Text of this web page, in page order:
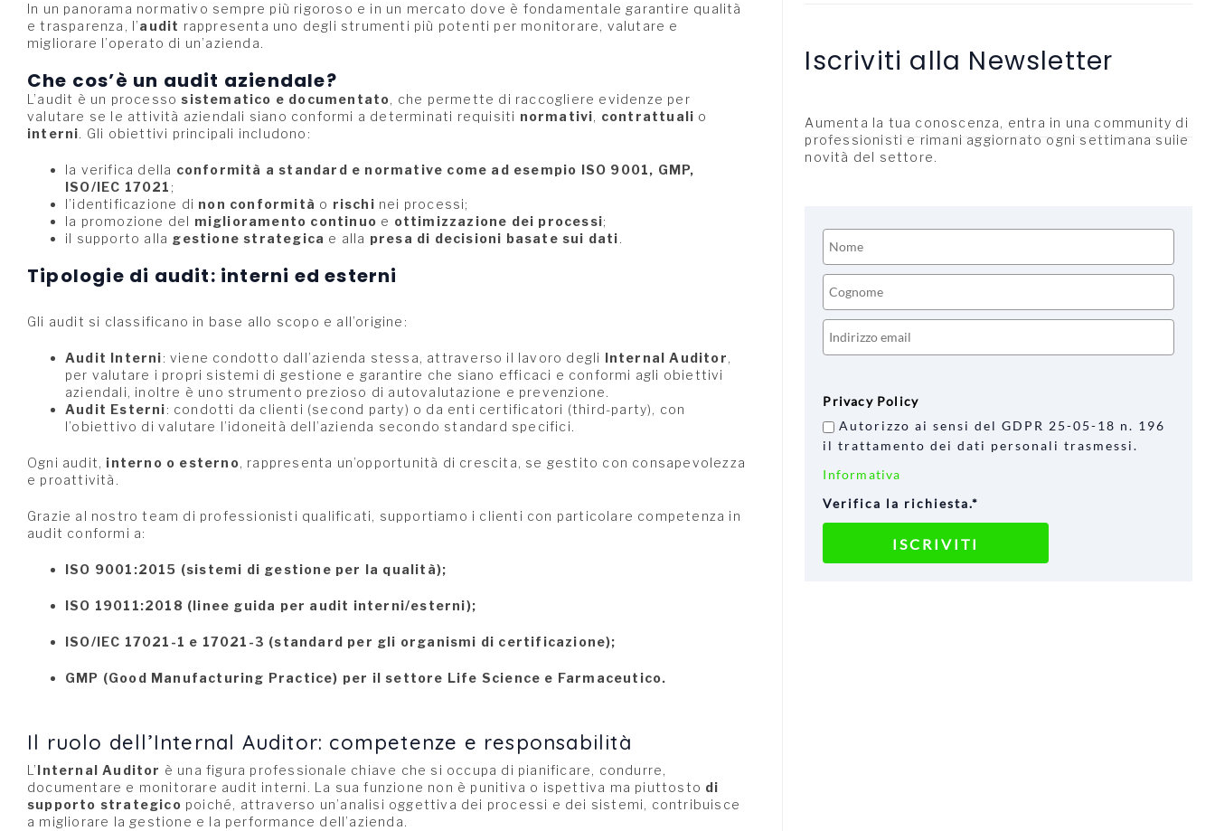
In un panorama normativo sempre più rigoroso e in un mercato dove è fondamentale garantire qualità
e trasparenza, l’audit rappresenta uno degli strumenti più potenti per monitorare, valutare e
migliorare l’operato di un’azienda.
Che cos’è un audit aziendale?
L’audit è un processosistematico e documentato, che permette di raccogliere evidenze per
valutare se le attività aziendali siano conformi a determinati requisiti normativi, contrattuali o
interni. Gli obiettivi principali includono:
la verifica della conformità a standard e normative come ad esempio ISO 9001, GMP,
ISO/IEC 17021 ;
l’identificazione di non conformità o rischi nei processi;
la promozione del miglioramento continuo e ottimizzazione dei processi;
il supporto alla gestione strategica e alla presa di decisioni basate sui dati.
Tipologie di audit: interni ed esterni
Gli audit si classificano in base allo scopo e all’origine:
Audit Interni: viene condotto dall’azienda stessa, attraverso il lavoro degli Internal Auditor,
per valutare i propri sistemi di gestione e garantire che siano efficaci e conformi agli obiettivi
aziendali, inoltre è uno strumento prezioso di autovalutazione e prevenzione.
Audit Esterni: condotti da clienti (second party) o da enti certificatori (third-party), con
l’obiettivo di valutare l’idoneità dell’azienda secondo standard specifici.
Ogni audit, interno o esterno, rappresenta un’opportunità di crescita, se gestito con consapevolezza
e proattività.
Grazie al nostro team di professionisti qualificati, supportiamo i clienti con particolare competenza in
audit conformi a:
ISO 9001:2015 (sistemi di gestione per la qualità);
ISO 19011:2018 (linee guida per audit interni/esterni);
ISO/IEC 17021-1 e 17021-3 (standard per gli organismi di certificazione);
GMP (Good Manufacturing Practice) per il settore Life Science e Farmaceutico.
Il ruolo dell’Internal Auditor: competenze e responsabilità
L’Internal Auditor è una figura professionale chiave che si occupa di pianificare, condurre,
documentare e monitorare audit interni. La sua funzione non è punitiva o ispettiva ma piuttosto di
supporto strategico poiché, attraverso un’analisi oggettiva dei processi e dei sistemi, contribuisce
a migliorare la gestione e la performance dell’azienda.
Iscriviti alla Newsletter
Aumenta la tua conoscenza, entra in una community di
professionisti e rimani aggiornato ogni settimana sulle
novità del settore.
Privacy Policy
Autorizzo ai sensi del GDPR 25-05-18 n. 196
il trattamento dei dati personali trasmessi.
Informativa
Verifica la richiesta.*
ISCRIVITI